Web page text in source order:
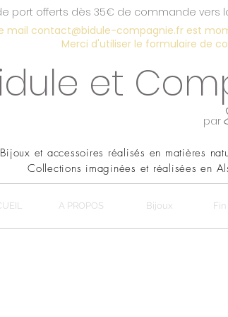
port offerts dès 35€ de commande vers
mail contact@bidule-compagnie.frest
Merci d'utiliser le formulaire de
et
par
Bijoux et accessoires réalisés en matières
Collections imaginées et réalisées en
A PROPOS Bijoux